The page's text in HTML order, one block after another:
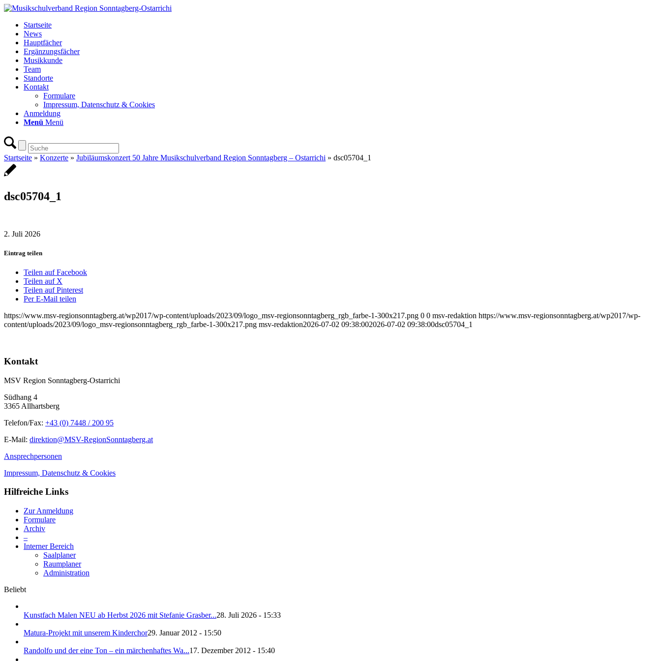
Startseite
News
Hauptfächer
Ergänzungsfächer
Musikkunde
Team
Standorte
Kontakt
Formulare
Impressum, Datenschutz & Cookies
Anmeldung
Menü Menü
Startseite » Konzerte » Jubiläumskonzert 50 Jahre Musikschulverband Region Sonntagberg – Ostarrichi » dsc05704_1
dsc05704_1
2. Juli 2026
Eintrag teilen
Teilen auf Facebook
Teilen auf X
Teilen auf Pinterest
Per E-Mail teilen
https://www.msv-regionsonntagberg.at/wp2017/wp-content/uploads/2023/09/logo_msv-regionsonntagberg_rgb_farbe-1-300x217.png 0 0 msv-redaktion https://www.msv-regionsonntagberg.at/wp2017/wp-
content/uploads/2023/09/logo_msv-regionsonntagberg_rgb_farbe-1-300x217.png msv-redaktion2026-07-02 09:38:002026-07-02 09:38:00dsc05704_1
Kontakt
MSV Region Sonntagberg-Ostarrichi
Südhang 4
3365 Allhartsberg
Telefon/Fax: +43 (0) 7448 / 200 95
E-Mail: direktion@MSV-RegionSonntagberg.at
Ansprechpersonen
Impressum, Datenschutz & Cookies
Hilfreiche Links
Zur Anmeldung
Formulare
Archiv
–
Interner Bereich
Saalplaner
Raumplaner
Administration
Beliebt
Kunstfach Malen NEU ab Herbst 2026 mit Stefanie Grasber...28. Juli 2026 - 15:33
Matura-Projekt mit unserem Kinderchor29. Januar 2012 - 15:50
Randolfo und der eine Ton – ein märchenhaftes Wa...17. Dezember 2012 - 15:40